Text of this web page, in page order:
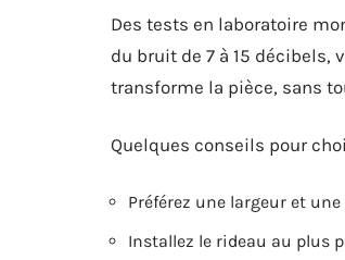
Des tests en laboratoire
du bruit de 7 à 15 décibels,
transforme la pièce, sans
Quelques conseils pour
Préférez une largeur et
Installez le rideau au plus